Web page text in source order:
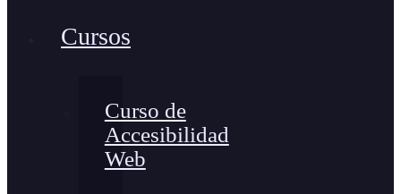
Cursos
Curso de
Accesibilidad
Web